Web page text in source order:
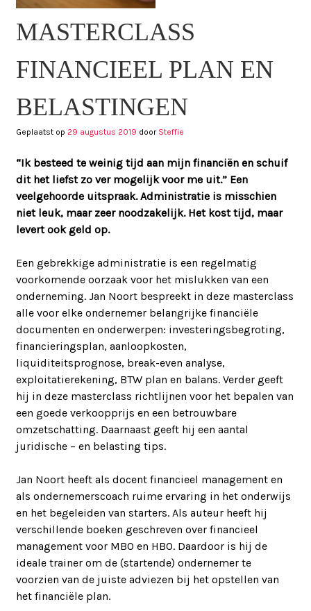
MASTERCLASS
FINANCIEEL PLAN EN
BELASTINGEN
Geplaatst op 29 augustus 2019 door Steffie
“Ik besteed te weinig tijd aan mijn financiën en schuif
dit het liefst zo ver mogelijk voor me uit.” Een
veelgehoorde uitspraak. Administratie is misschien
niet leuk, maar zeer noodzakelijk. Het kost tijd, maar
levert ook geld op.
Een gebrekkige administratie is een regelmatig
voorkomende oorzaak voor het mislukken van een
onderneming. Jan Noort bespreekt in deze masterclass
alle voor elke ondernemer belangrijke financiële
documenten en onderwerpen: investeringsbegroting,
financieringsplan, aanloopkosten,
liquiditeitsprognose, break-even analyse,
exploitatierekening, BTW plan en balans. Verder geeft
hij in deze masterclass richtlijnen voor het bepalen van
een goede verkoopprijs en een betrouwbare
omzetschatting. Daarnaast geeft hij een aantal
juridische – en belasting tips.
Jan Noort heeft als docent financieel management en
als ondernemerscoach ruime ervaring in het onderwijs
en het begeleiden van starters. Als auteur heeft hij
verschillende boeken geschreven over financieel
management voor MBO en HBO. Daardoor is hij de
ideale trainer om de (startende) ondernemer te
voorzien van de juiste adviezen bij het opstellen van
het financiële plan.